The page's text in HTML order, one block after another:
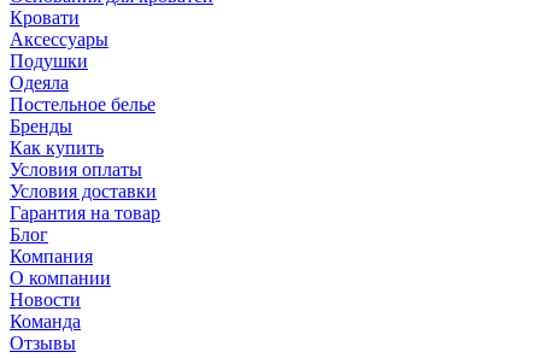
Кровати
Аксессуары
Подушки
Одеяла
Постельное белье
Бренды
Как купить
Условия оплаты
Условия доставки
Гарантия на товар
Блог
Компания
О компании
Новости
Команда
Отзывы